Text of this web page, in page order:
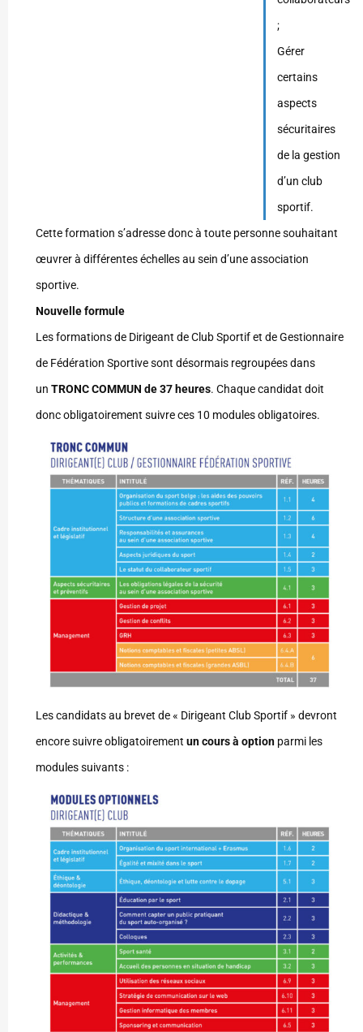
;
Gérer
certains
aspects
sécuritaires
de la gestion
d’un club
sportif.
Cette formation s’adresse donc à toute personne souhaitant
œuvrer à différentes échelles au sein d’une association
sportive.
Nouvelle formule
Les formations de Dirigeant de Club Sportif et de Gestionnaire
de Fédération Sportive sont désormais regroupées dans
un TRONC COMMUN de 37 heures. Chaque candidat doit
donc obligatoirement suivre ces 10 modules obligatoires.
Les candidats au brevet de « Dirigeant Club Sportif » devront
encore suivre obligatoirement un cours à option parmi les
modules suivants :